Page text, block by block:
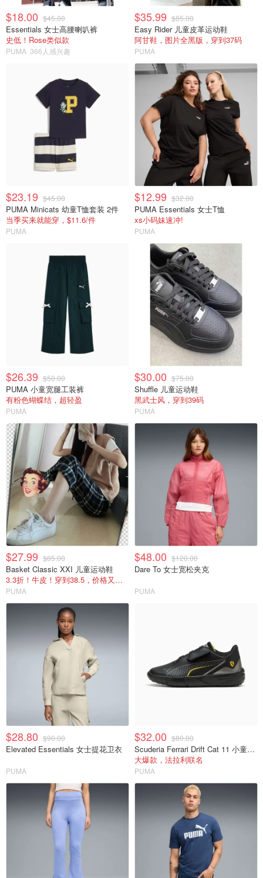
$18.00 $45.00
Essentials 女士高腰喇叭裤
史低！Rose类似款
PUMA 366人感兴趣
$35.99 $85.00
Easy Rider 儿童皮革运动鞋
阿甘鞋，图片全黑版，穿到37码
PUMA
$23.19 $45.00
PUMA Minicats 幼童T恤套装 2件
当季买来就能穿，$11.6/件
PUMA
$12.99 $32.00
PUMA Essentials 女士T恤
xs小码妹速冲!
PUMA
$26.39 $50.00
PUMA 小童宽腿工装裤
有粉色蝴蝶结，超轻盈
PUMA
$30.00 $75.00
Shuffle 儿童运动鞋
黑武士风，穿到39码
PUMA
$27.99 $85.00
Basket Classic XXI 儿童运动鞋
3.3折！牛皮！穿到38.5，价格又降回来了
PUMA
$48.00 $120.00
Dare To 女士宽松夹克
PUMA
$28.80 $90.00
Elevated Essentials 女士提花卫衣
PUMA
$32.00 $80.00
Scuderia Ferrari Drift Cat 11 小童休闲运动鞋
大爆款，法拉利联名
PUMA